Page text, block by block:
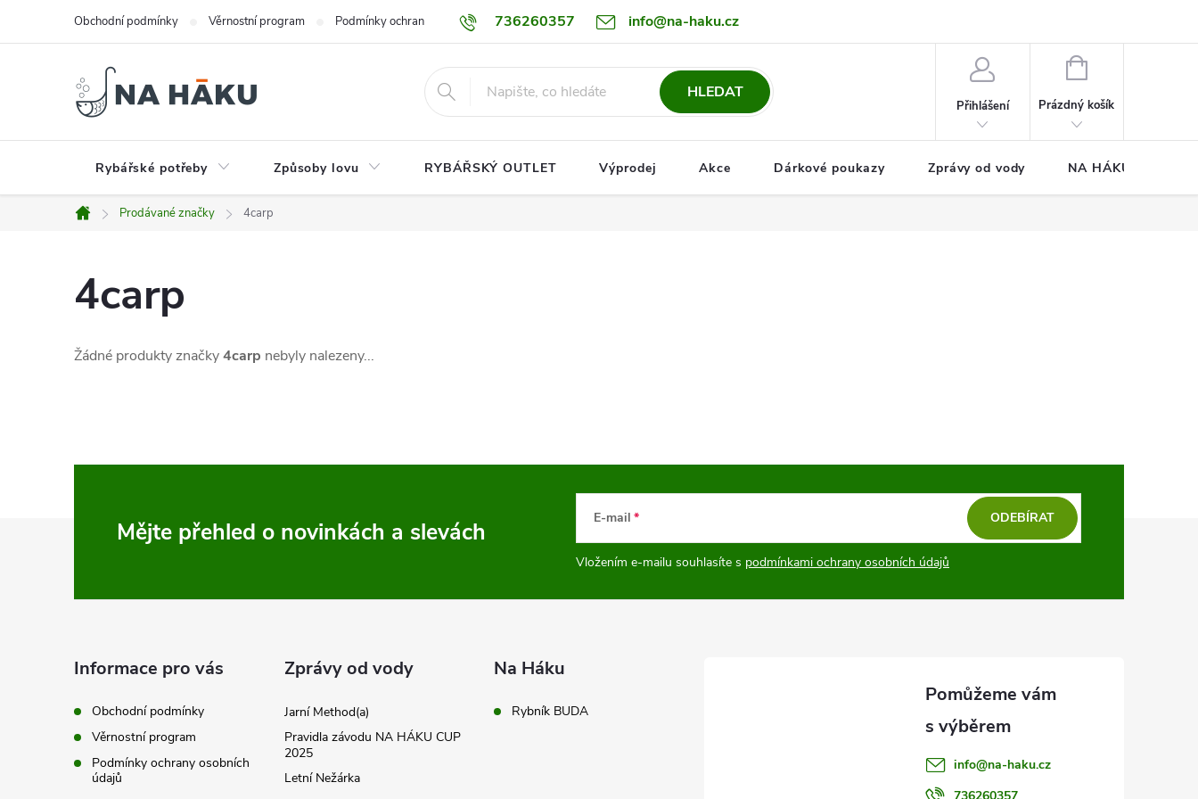
736260357 info@na-haku.cz
Obchodní podmínky Věrnostní program Podmínky ochrany osobních údajů Dopravy
HLEDAT
Přihlášení
NÁKUPNÍ
Prázdný košík
Rybářské potřeby Způsoby lovu RYBÁŘSKÝ OUTLET Výprodej Akce Dárkové poukazy Zprávy od vody NA HÁKU CUP
Domů
Prodávané značky 4carp
4carp
Žádné produkty značky4carp nebyly nalezeny...
Mějte přehled o novinkách a slevách E-mail
Vložením e-mailu souhlasíte s podmínkami ochrany osobních údajů
ODEBÍRAT
Informace pro vás
Obchodní podmínky
Věrnostní program
Podmínky ochrany osobních
údajů
Zprávy od vody
Jarní Method(a)
Pravidla závodu NA HÁKU CUP
2025
Letní Nežárka
Na Háku
Rybník BUDA
info@na-haku.cz